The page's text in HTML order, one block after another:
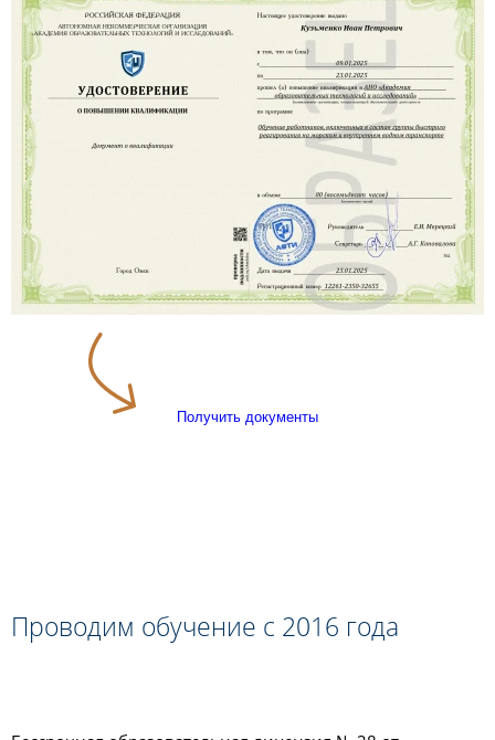
Получить документы
Проводим обучение с 2016 года